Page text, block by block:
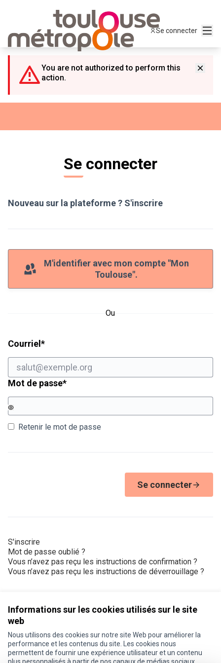
Informations sur les cookies utilisés sur le site
web
Nous utilisons des cookies sur notre site Web pour améliorer la
performance et les contenus du site. Les cookies nous
permettent de fournir une expérience utilisateur et un contenu
Se connecter
You are not authorized to perform this
action.
Se connecter
Nouveau sur la plateforme ? S'inscrire
M'identifier avec mon compte "Mon
Toulouse".
Ou
Courriel *Champ obligatoire
Mot de passe*Champ obligatoire
Retenir le mot de passe
Se connecter
S'inscrire
Mot de passe oublié ?
Vous n’avez pas reçu les instructions de confirmation ?
Vous n’avez pas reçu les instructions de déverrouillage ?
Conditions d'utilisation
Paramètres des cookies
Je participe ! sur X
Je participe ! sur Facebook
Je participe ! sur Instagram